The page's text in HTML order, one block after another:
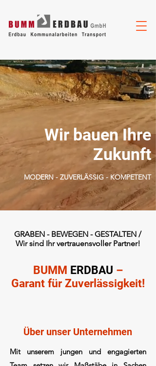
Wir bauen Ihre
Zukunft
MODERN - ZUVERLÄSSIG - KOMPETENT
GRABEN - BEWEGEN - GESTALTEN /
Wir sind Ihr vertrauensvoller Partner!
BUMM ERDBAU –
Garant für Zuverlässigkeit!
Über unser Unternehmen
Mit unserem jungen und engagierten